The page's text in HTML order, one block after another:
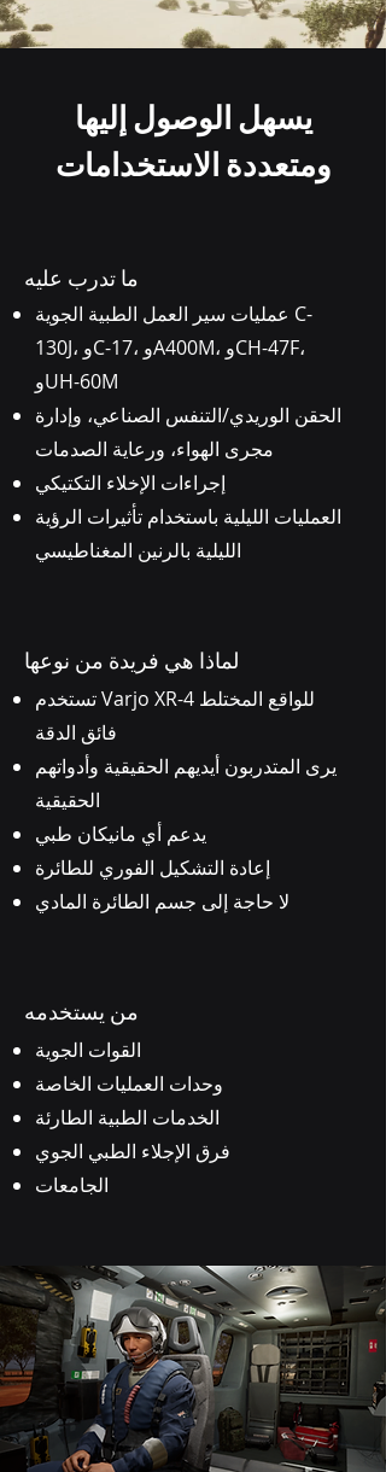
يسهل الوصول إليها
ومتعددة الاستخدامات
ما تدرب عليه
عمليات سير العمل الطبية الجوية C-
130J، وC-17، وA400M، وCH-47F،
وUH-60M
الحقن الوريدي/التنفس الصناعي، وإدارة
مجرى الهواء، ورعاية الصدمات
إجراءات الإخلاء التكتيكي
العمليات الليلية باستخدام تأثيرات الرؤية
الليلية بالرنين المغناطيسي
لماذا هي فريدة من نوعها
تستخدم Varjo XR-4 للواقع المختلط
فائق الدقة
يرى المتدربون أيديهم الحقيقية وأدواتهم
الحقيقية
يدعم أي مانيكان طبي
إعادة التشكيل الفوري للطائرة
لا حاجة إلى جسم الطائرة المادي
من يستخدمه
القوات الجوية
وحدات العمليات الخاصة
الخدمات الطبية الطارئة
فرق الإجلاء الطبي الجوي
الجامعات